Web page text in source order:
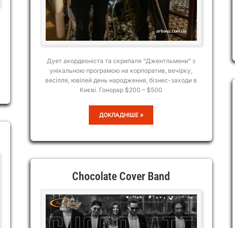
Дует акордеоніста та скрипаля “Джентльмени” з
унікальною програмою на корпоратив, вечірку,
весілля, ювілей день народження, бізнес-заходи в
Києві. Гонорар $200 – $500
ДУЕТ
ДЖЕНТЛЬМЕНОВ
ДОКЛАДНІШЕ »
Chocolate Cover Band